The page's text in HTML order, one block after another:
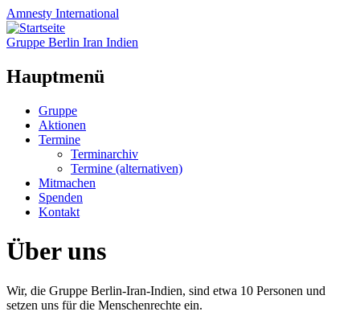
Amnesty International
Gruppe Berlin Iran Indien
Hauptmenü
Zum
Inhalt
springen
Gruppe
Aktionen
Termine
Terminarchiv
Termine (alternativen)
Mitmachen
Spenden
Kontakt
Über uns
Wir, die Gruppe Berlin-Iran-Indien, sind etwa 10 Personen und
setzen uns für die Menschenrechte ein.